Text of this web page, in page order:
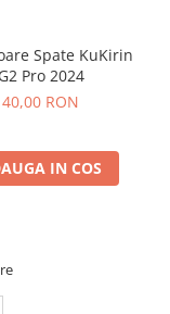
Spate KuKirin
G2 Pro 2024
40,00 RON
IN COS